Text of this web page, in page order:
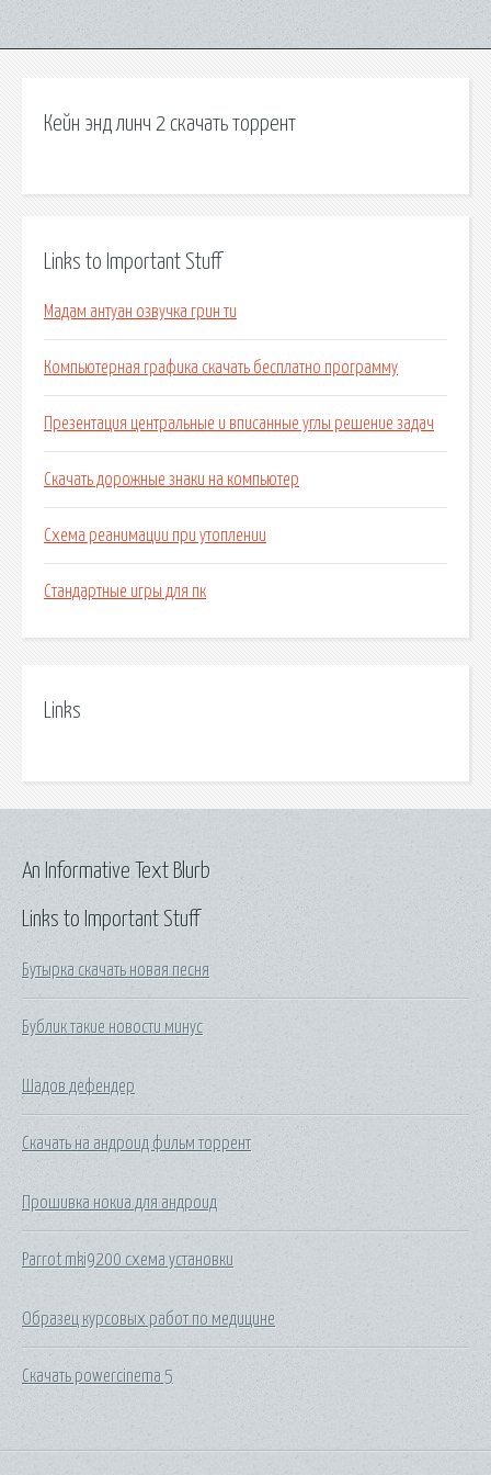
Кейн энд линч 2 скачать торрент
Links to Important Stuff
Мадам антуан озвучка грин ти
Компьютерная графика скачать бесплатно программу
Презентация центральные и вписанные углы решение задач
Скачать дорожные знаки на компьютер
Схема реанимации при утоплении
Стандартные игры для пк
Links
Links to Important Stuff
Бутырка скачать новая песня
Бублик такие новости минус
Шадов дефендер
Скачать на андроид фильм торрент
Прошивка нокиа для андроид
Parrot mki9200 схема установки
Образец курсовых работ по медицине
Скачать powercinema 5
An Informative Text Blurb